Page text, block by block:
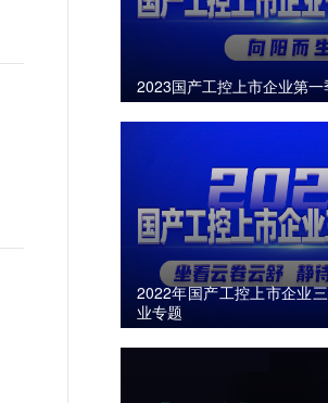
2023国产工控上市企业第一
2022年国产工控上市企业
业专题